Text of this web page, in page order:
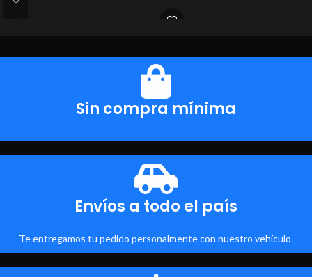
Sin compra mínima
Envíos a todo el país
Te entregamos tu pedido personalmente con nuestro vehículo.